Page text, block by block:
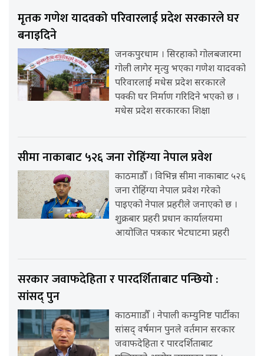
मृतक गणेश यादवको परिवारलाई प्रदेश सरकारले घर
बनाइदिने
जनकपुरधाम । सिरहाको गोलबजारमा
गोली लागेर मृत्यु भएका गणेश यादवको
परिवारलाई मधेस प्रदेश सरकारले
पक्की घर निर्माण गरिदिने भएको छ ।
मधेस प्रदेश सरकारका शिक्षा
सीमा नाकाबाट ५२६ जना रोहिंग्या नेपाल प्रवेश
काठमाडौँ । विभिन्न सीमा नाकाबाट ५२६
जना रोहिंग्या नेपाल प्रवेश गरेको
पाइएको नेपाल प्रहरीले जनाएको छ ।
शुक्रबार प्रहरी प्रधान कार्यालयमा
आयोजित पत्रकार भेटघाटमा प्रहरी
सरकार जवाफदेहिता र पारदर्शिताबाट पन्छियो :
सांसद् पुन
काठमााडौँ । नेपाली कम्युनिष्ट पार्टीका
सांसद् वर्षमान पुनले वर्तमान सरकार
जवाफदेहिता र पारदर्शिताबाट